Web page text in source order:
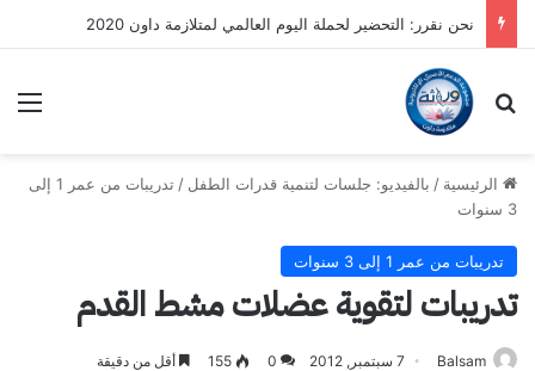
نحن نقرر: التحضير لحملة اليوم العالمي لمتلازمة داون 2020
بحث عن
الرئيسية / بالفيديو: جلسات لتنمية قدرات الطفل /
تدريبات من عمر 1 إلى
3 سنوات
تدريبات من عمر 1 إلى 3 سنوات
تدريبات لتقوية عضلات مشط القدم
Balsam 7 سبتمبر, 2012 0
155 أقل من دقيقة